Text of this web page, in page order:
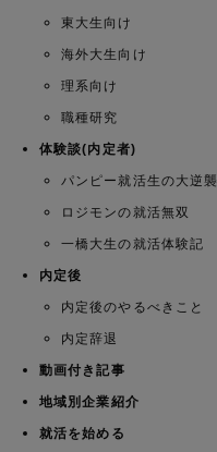
東大生向け
海外大生向け
理系向け
職種研究
体験談(内定者)
パンピー就活生の大逆襲
ロジモンの就活無双
一橋大生の就活体験記
内定後
内定後のやるべきこと
内定辞退
動画付き記事
地域別企業紹介
就活を始める